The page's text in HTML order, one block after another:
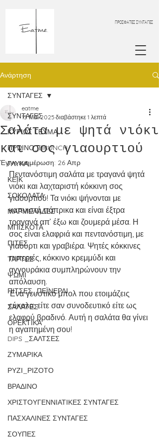
ΠΡΟΣΦΑΤΕΣ ΣΥΝΤΑΓΕΣ
Ανάρτηση
ΣΥΝΤΑΓΕΣ
ΚΥΡΙΩΣ ΓΕΥΜΑ
ΠΡΩΙΝΟ_BRUNCH
ΓΛΥΚΑ
ΚΕΙΚ
ΣΟΚΟΛΑΤΑ
ΜΑΡΜΕΛΑΔΕΣ
ΜΠΙΣΚΟΤΑ
ΠΙΤΕΣ
ΤΑΡΤΕΣ
ΨΩΜΙ
ΠΙΤΣΕΣ_ΠΕΪΝΕΡΛΙ
ΣΑΛΑΤΕΣ
ΟΡΕΚΤΙΚΑ
DIPS _ΣΑΛΤΣΕΣ
ΖΥΜΑΡΙΚΑ
ΡΥΖΙ_ΡΙΖΟΤΟ
ΒΡΑΔΙΝΟ
ΧΡΙΣΤΟΥΓΕΝΝΙΑΤΙΚΕΣ ΣΥΝΤΑΓΕΣ
ΠΑΣΧΑΛΙΝΕΣ ΣΥΝΤΑΓΕΣ
ΣΟΥΠΕΣ
ΣΥΝΤΑΓΕΣ
Σαλάτα με ψητά νιόκι
και σος γιαουρτιού
eatme
15 Μαΐ 2025 διαβάστηκε 1 λεπτά
Έγινε ενημέρωση: 26 Απρ
Πεντανόστιμη σαλάτα με τραγανά ψητά
νιόκι και λαχταριστή κόκκινη σος
γιαουρτιού! Τα νιόκι ψήνονται με
καπνιστή πάπρικα και είναι έξτρα
τραγανά απ’ έξω και ζουμερά μέσα. Η
σος είναι ελαφριά και πεντανόστιμη, με
γιαούρτι και γραβιέρα. Ψητές κόκκινες
πιπεριές, κόκκινο κρεμμύδι και
αγγουράκια συμπληρώνουν την
απόλαυση.
Ένα γευστικό μπολ που ετοιμάζεις
εύκολα, είτε σαν συνοδευτικό είτε ως
ελαφρύ βραδινό. Αυτή η σαλάτα θα γίνει
η αγαπημένη σου!